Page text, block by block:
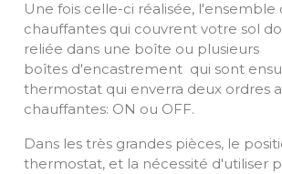
Une fois celle-ci réalisée, l'ensemble
chauffantes qui couvrent votre sol
reliée dans une boîte ou plusieurs
boîtes d'encastrement qui sont
thermostat qui enverra deux ordres
chauffantes: ON ou OFF.
Dans les très grandes pièces, le
thermostat, et la nécessité d'utiliser